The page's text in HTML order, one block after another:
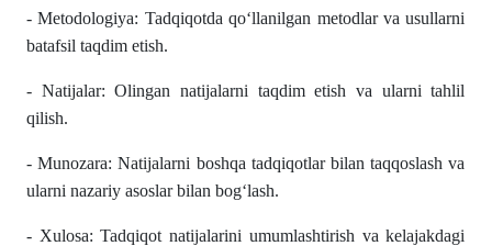
- Metodologiya: Tadqiqotda qoʻllanilgan metodlar va usullarni
batafsil taqdim etish.
- Natijalar: Olingan natijalarni taqdim etish va ularni tahlil
qilish.
- Munozara: Natijalarni boshqa tadqiqotlar bilan taqqoslash va
ularni nazariy asoslar bilan bogʻlash.
- Xulosa: Tadqiqot natijalarini umumlashtirish va kelajakdagi